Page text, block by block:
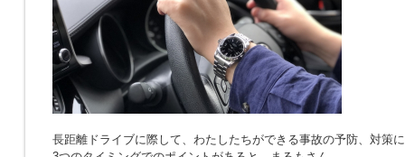
長距離ドライブに際して、わたしたちができる事故の予防、対策